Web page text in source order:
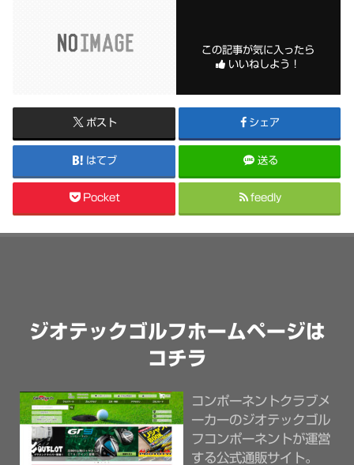
この記事が気に入ったら
いいねしよう！
ポスト シェア
はてブ 送る
Pocket feedly
ジオテックゴルフホームページは
コチラ
コンポーネントクラブメ
ーカーのジオテックゴル
フコンポーネントが運営
する公式通販サイト。